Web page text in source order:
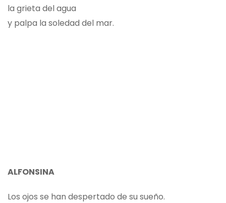
la grieta del agua
y palpa la soledad del mar.
ALFONSINA
Los ojos se han despertado de su sueño.